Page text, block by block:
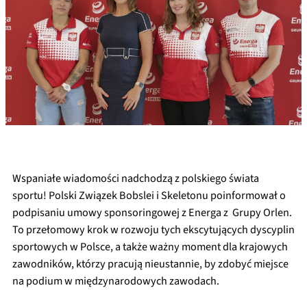
Wspaniałe wiadomości nadchodzą z polskiego świata
sportu! Polski Związek Bobslei i Skeletonu poinformował o
podpisaniu umowy sponsoringowej z Energa z Grupy Orlen.
To przełomowy krok w rozwoju tych ekscytujących dyscyplin
sportowych w Polsce, a także ważny moment dla krajowych
zawodników, którzy pracują nieustannie, by zdobyć miejsce
na podium w międzynarodowych zawodach.